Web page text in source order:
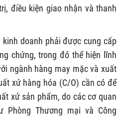
điều kiện giao nhận và thanh
doanh phải được cung cấp
chứng, trong đó thể hiện lĩnh
ngành hàng may mặc và xuất
xứ hàng hóa (C/O) cần có để
xứ sản phẩm, do các cơ quan
Phòng Thương mại và Công